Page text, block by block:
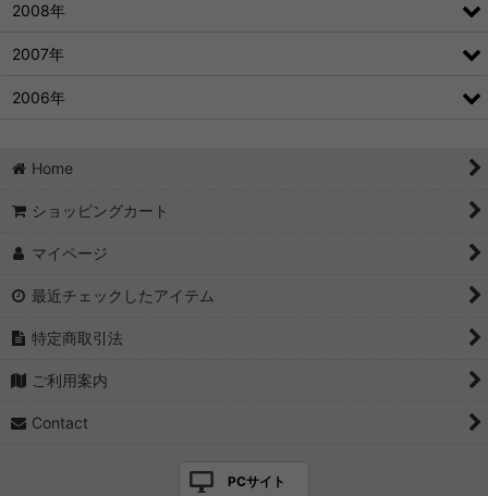
2008年
2007年
2006年
Home
ショッピングカート
マイページ
最近チェックしたアイテム
特定商取引法
ご利用案内
Contact
PCサイト